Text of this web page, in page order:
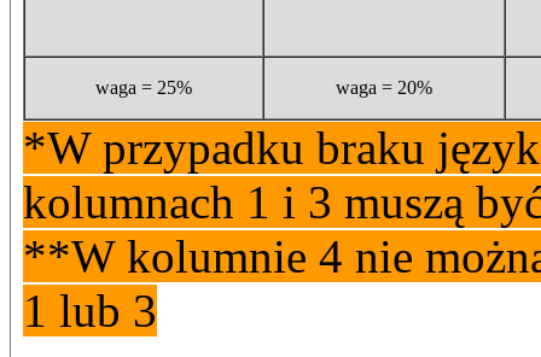
waga = 25% waga = 20%
*W przypadku braku
kolumnach 1 i 3 muszą
**W kolumnie 4 nie
1 lub 3